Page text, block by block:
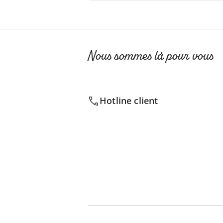
Nous sommes là pour vous
Hotline client